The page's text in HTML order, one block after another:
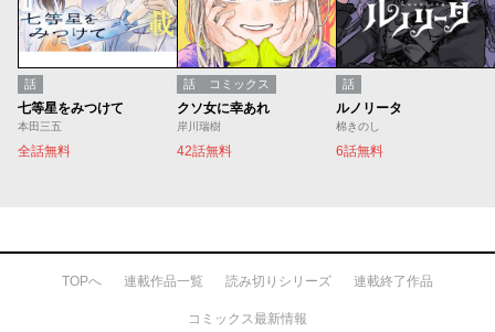
話
七等星をみつけて
本田三五
全話無料
話 コミックス
クソ女に幸あれ
岸川瑞樹
42話無料
話
ルノリータ
棉きのし
6話無料
TOPへ 連載作品一覧 読み切りシリーズ 連載終了作品
コミックス最新情報